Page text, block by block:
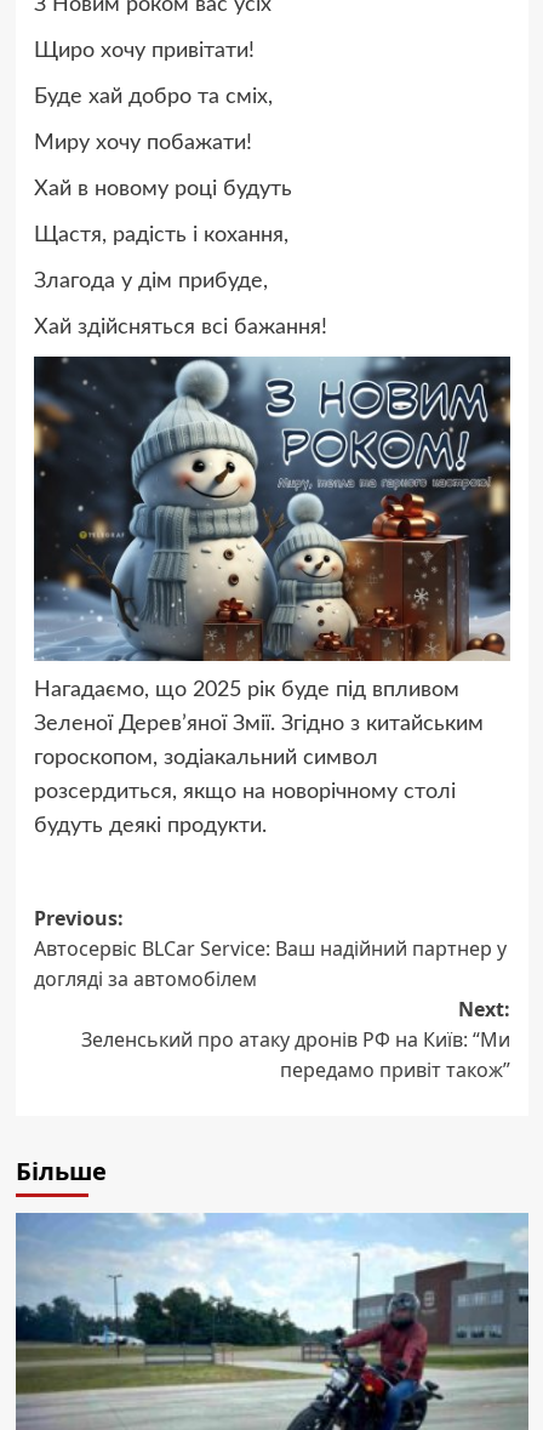
З Новим роком вас усіх
Щиро хочу привітати!
Буде хай добро та сміх,
Миру хочу побажати!
Хай в новому році будуть
Щастя, радість і кохання,
Злагода у дім прибуде,
Хай здійсняться всі бажання!
Нагадаємо, що 2025 рік буде під впливом
Зеленої Дерев’яної Змії. Згідно з китайським
гороскопом, зодіакальний символ
розсердиться, якщо на новорічному столі
будуть деякі продукти.
Post
navigation
Previous:
Автосервіс BLCar Service: Ваш надійний партнер у
догляді за автомобілем
Next:
Зеленський про атаку дронів РФ на Київ: “Ми
передамо привіт також”
Більше